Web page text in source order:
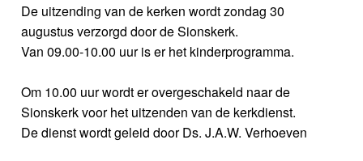
De uitzending van de kerken wordt zondag 30
augustus verzorgd door de Sionskerk.
Van 09.00-10.00 uur is er het kinderprogramma.
Om 10.00 uur wordt er overgeschakeld naar de
Sionskerk voor het uitzenden van de kerkdienst.
De dienst wordt geleid door Ds. J.A.W. Verhoeven